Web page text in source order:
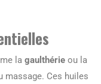
la gaulthérie ou la
massage. Ces huiles